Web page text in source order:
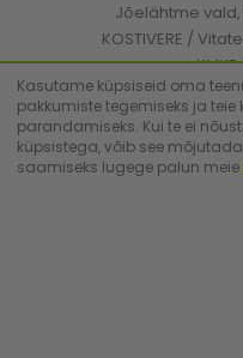
Jõelähtme
KOSTIVERE /
Kasutame küpsiseid oma
pakkumiste tegemiseks ja
parandamiseks. Kui te ei
küpsistega, võib see
saamiseks lugege palun meie